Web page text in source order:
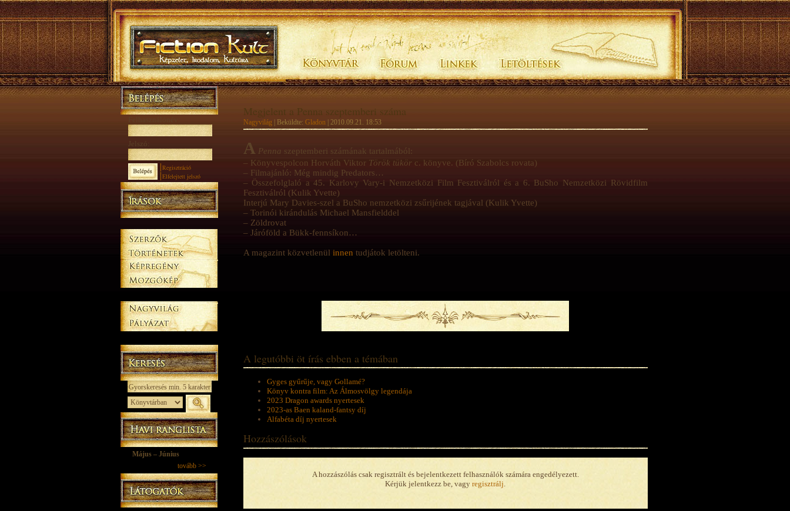
Jelszó:
Regisztráció
Elfelejtett jelszó
Május – Június
tovább >>
Megjelent a Penna szeptemberi száma
Nagyvilág| Beküldte: Gladon| 2010.09.21. 18:53
A Penna szeptemberi számának tartalmából:
– Könyvespolcon Horváth Viktor Török tükörc. könyve. (Bíró Szabolcs rovata)
– Filmajánló: Még mindig Predators…
– Összefolglaló a 45. Karlovy Vary-i Nemzetközi Film Fesztiválról és a 6. BuSho Nemzetközi Rövidfilm
Fesztiválról (Kulik Yvette)
Interjú Mary Davies-szel a BuSho nemzetközi zsűrijének tagjával (Kulik Yvette)
– Torinói kirándulás Michael Mansfielddel
– Zöldrovat
– Járóföld a Bükk-fennsíkon…
A magazint közvetlenül innen tudjátok letölteni.
A legutóbbi öt írás ebben a témában
Gyges gyűrűje, vagy Gollamé?
Könyv kontra film: Az Álmosvölgy legendája
2023 Dragon awards nyertesek
2023-as Baen kaland-fantsy díj
Alfabéta díj nyertesek
Hozzászólások
A hozzászólás csak regisztrált és bejelentkezett felhasználók számára engedélyezett.
Kérjük jelentkezz be, vagy regisztrálj.